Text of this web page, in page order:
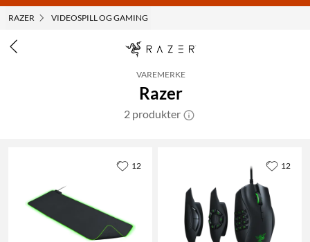
RAZER VIDEOSPILL OG GAMING
VAREMERKE
Razer
2 produkter
12 12